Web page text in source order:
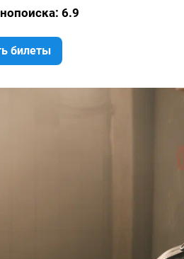
6.9
билеты